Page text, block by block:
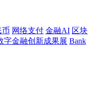
币 网络支付 金融AI 区块
字金融创新成果展 Bank